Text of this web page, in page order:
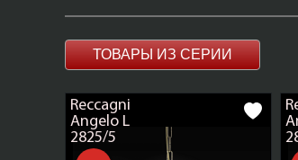
ТОВАРЫ ИЗ СЕРИИ
Reccagni
Angelo L
2825/5